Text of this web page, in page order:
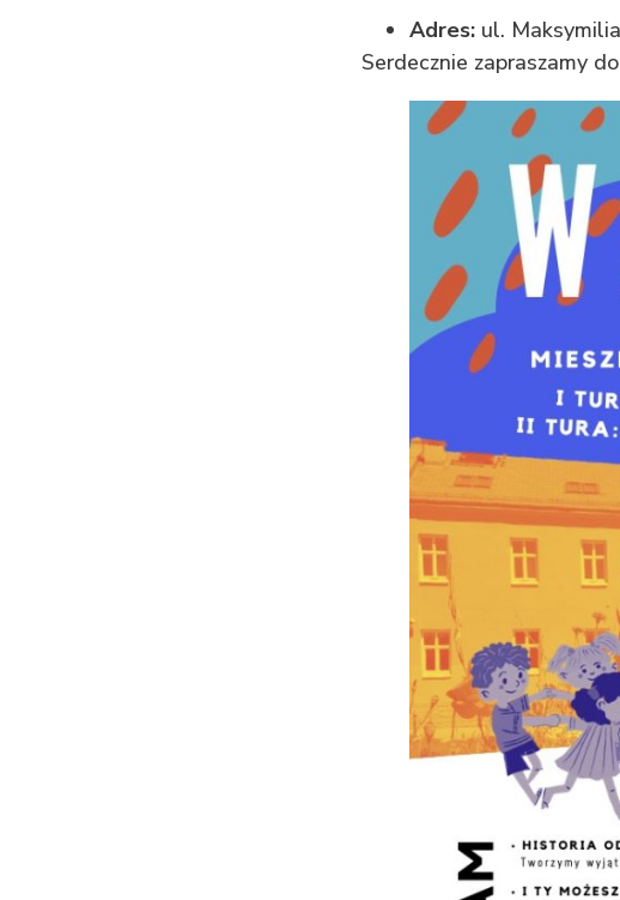
Adres:ul.
Serdecznie zapraszamy